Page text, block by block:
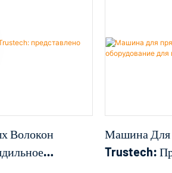
Волокон
Машина Для
Trustech: